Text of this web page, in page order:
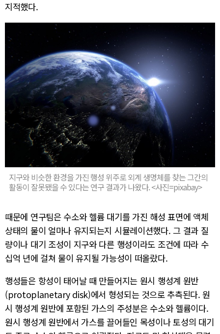
지적했다.
지구와 비슷한 환경을 가진 행성 위주로 외계 생명체를 찾는 그간의
활동이 잘못됐을 수 있다는 연구 결과가 나왔다. <사진=pixabay>
때문에 연구팀은 수소와 헬륨 대기를 가진 해성 표면에 액체
상태의 물이 얼마나 유지되는지 시뮬레이션했다. 그 결과 질
량이나 대기 조성이 지구와 다른 행성이라도 조건에 따라 수
십억 년에 걸쳐 물이 유지될 가능성이 떠올랐다.
행성들은 항성이 태어날 때 만들어지는 원시 행성계 원반
(protoplanetary disk)에서 형성되는 것으로 추측된다. 원
시 행성계 원반에 포함된 가스의 주성분은 수소와 헬륨이다.
원시 행성계 원반에서 가스를 끌어들인 목성이나 토성의 대기